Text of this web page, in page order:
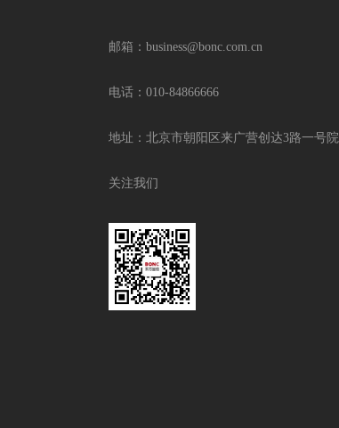
邮箱：business@bonc.com.cn
电话：010-84866666
地址：北京市朝阳区来广营创达3路一号院
关注我们